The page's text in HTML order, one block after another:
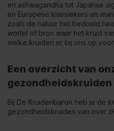
en ashwagandha tot Japanse
en Europese klassiekers als
zoals de natuur het bedoeld
wortel of bron waar het kruid
welke kruiden er bij ons op
Een overzicht van
gezondheidskruiden
Bij De Kruidenbaron heb je de
gezondheidskruiden van over